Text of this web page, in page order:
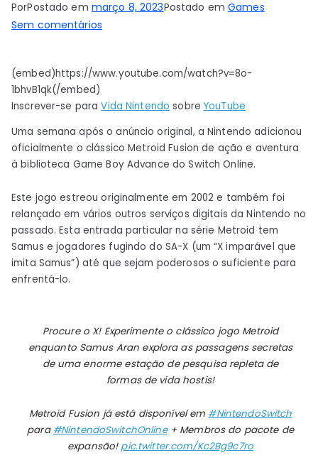
PorPostado em março 8, 2023Postado emGames
Sem comentários
a
GBA
do
Switch
Online
outro
título
clássico
(embed)https://www.youtube.com/watch?v=8o-
1bhvB1qk(/embed)
Inscrever-se paraVida Nintendo sobreYouTube
Uma semana após o anúncio original, a Nintendo adicionou
oficialmente o clássico Metroid Fusion de ação e aventura
à biblioteca Game Boy Advance do Switch Online.
Este jogo estreou originalmente em 2002 e também foi
relançado em vários outros serviços digitais da Nintendo no
passado. Esta entrada particular na série Metroid tem
Samus e jogadores fugindo do SA-X (um “X imparável que
imita Samus”) até que sejam poderosos o suficiente para
enfrentá-lo.
Procure o X! Experimente o clássico jogo Metroid
enquanto Samus Aran explora as passagens secretas
de uma enorme estação de pesquisa repleta de
formas de vida hostis!
Metroid Fusion já está disponível em #NintendoSwitch
para #NintendoSwitchOnline+ Membros do pacote de
expansão! pic.twitter.com/Kc2Bg9c7ro